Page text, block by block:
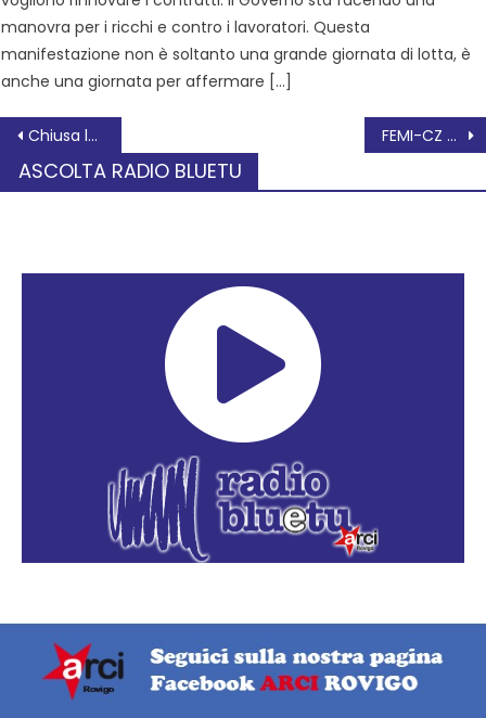
manovra per i ricchi e contro i lavoratori. Questa
manifestazione non è soltanto una grande giornata di lotta, è
anche una giornata per affermare […]
Chiusa la mostra di Ervardo Fioravanti a Villa Badoer FEMI-CZ RRD: BENVENUTO LUCA BELLONI
ASCOLTA RADIO BLUETU